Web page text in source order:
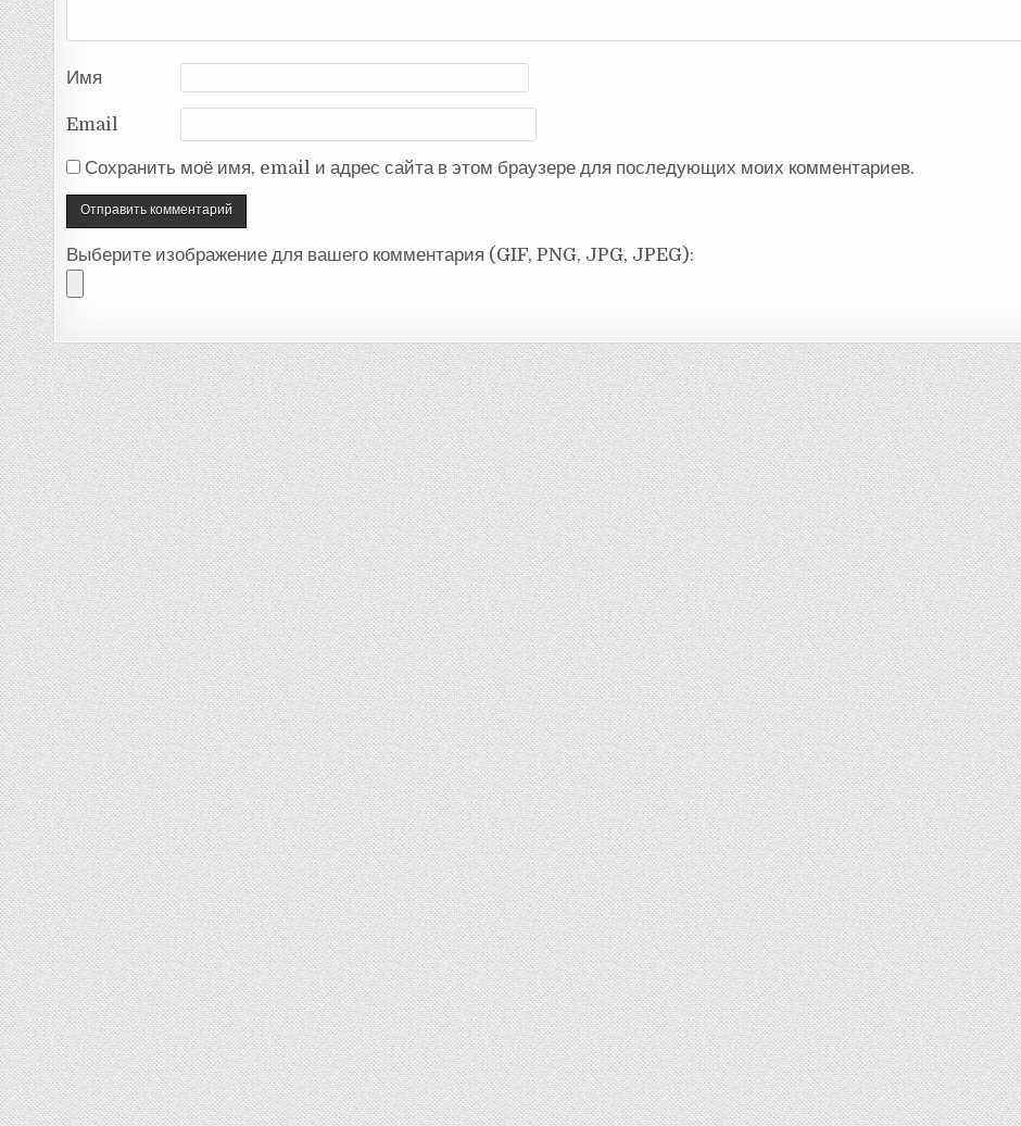
Имя
Email
Сохранить моё имя, email и адрес сайта в этом браузере для последующих моих комментариев.
Выберите изображение для вашего комментария (GIF, PNG, JPG, JPEG):